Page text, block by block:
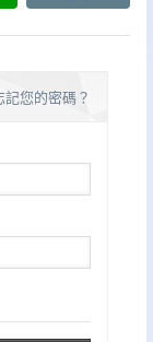
記您的密碼？